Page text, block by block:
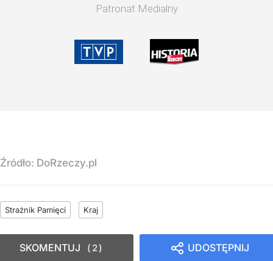
Patronat Medialny
Źródło: DoRzeczy.pl
Strażnik Pamięci Kraj
UDOSTĘPNIJ
SKOMENTUJ 2